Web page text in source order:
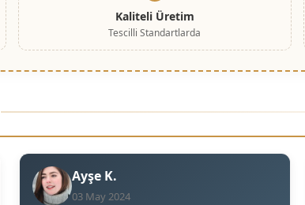
Kaliteli Üretim
Tescilli Standartlarda
Ayşe K.
03 May 2024